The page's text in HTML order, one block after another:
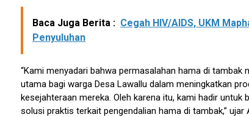
Baca Juga Berita : Cegah HIV/AIDS, UKM
Penyuluhan
“Kami menyadari bahwa permasalahan hama di tambak
utama bagi warga Desa Lawallu dalam meningkatkan
kesejahteraan mereka. Oleh karena itu, kami hadir untuk
solusi praktis terkait pengendalian hama di tambak,” ujar